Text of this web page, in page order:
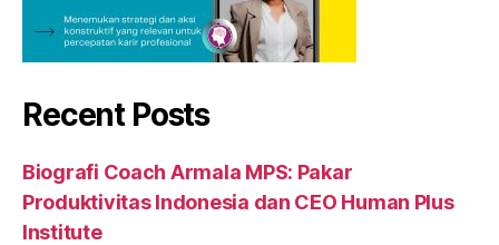
Recent Posts
Biografi Coach Armala MPS: Pakar
Produktivitas Indonesia dan CEO Human Plus
Institute